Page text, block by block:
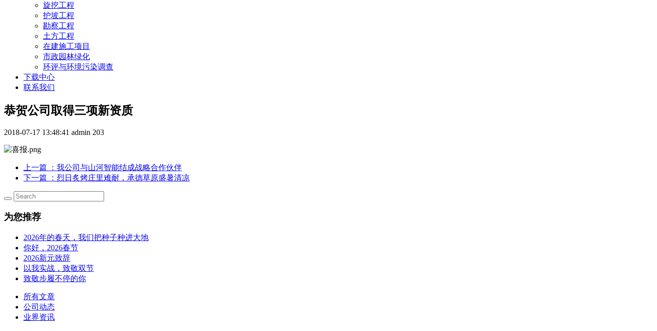
旋挖工程
护坡工程
勘察工程
土方工程
在建施工项目
市政园林绿化
环评与环境污染调查
下载中心
联系我们
恭贺公司取得三项新资质
2018-07-17 13:48:41 admin 203
上一篇
：我公司与山河智能结成战略合作伙伴
下一篇
：烈日炙烤庄里难耐，承德草原盛暑清凉
为您推荐
2026年的春天，我们把种子种进大地
你好，2026春节
2026新元致辞
以我实战，致敬双节
致敬步履不停的你
所有文章
公司动态
业界资讯